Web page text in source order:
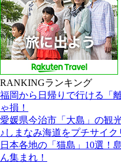
RANKINGランキング
福岡から日帰りで行ける「
ゃ損！
愛媛県今治市「大島」の観
♪しまなみ海道をプチサイク
日本各地の「猫島」10選！
ん集まれ！